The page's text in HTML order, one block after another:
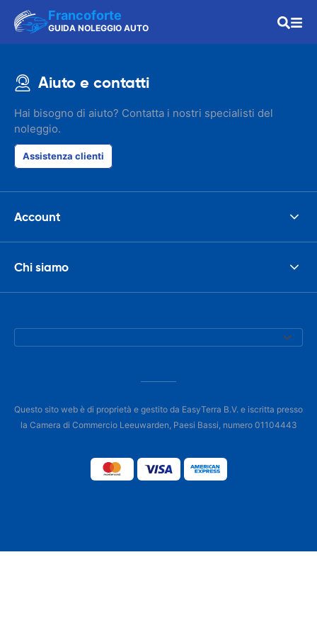
Francoforte
GUIDA NOLEGGIO AUTO
Aiuto e contatti
Hai bisogno di aiuto? Contatta i nostri specialisti del
noleggio.
Assistenza clienti
Account
Chi siamo
Questo sito web è di proprietà e gestito da EasyTerra B.V. e iscritta presso
la Camera di Commercio Leeuwarden, Paesi Bassi, numero 01104443